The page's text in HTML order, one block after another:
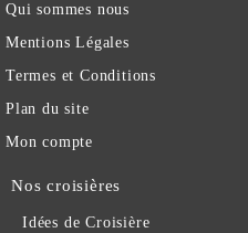
Qui sommes nous
Mentions Légales
Termes et Conditions
Plan du site
Mon compte
Nos croisières
Idées de Croisière